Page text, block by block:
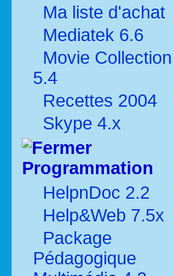
Ma liste d'achat
Mediatek 6.6
Movie Collection
5.4
Recettes 2004
Skype 4.x
Programmation
HelpnDoc 2.2
Help&Web 7.5x
Package
Pédagogique